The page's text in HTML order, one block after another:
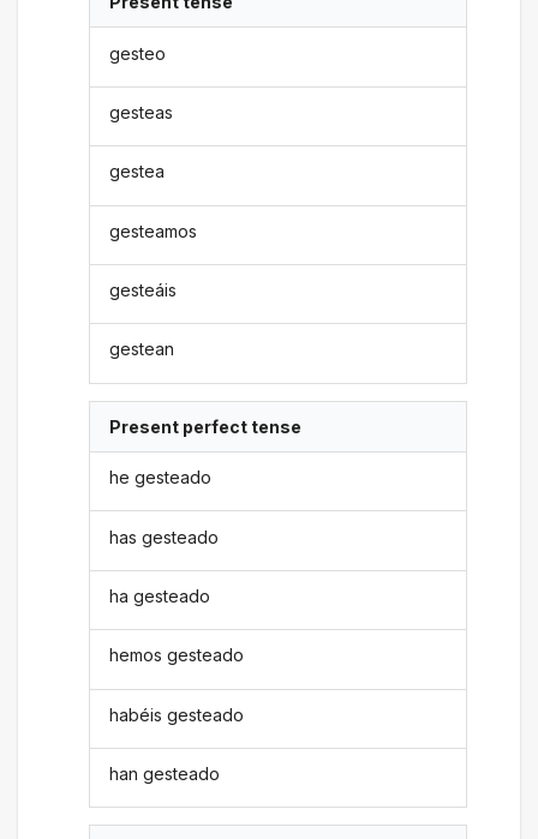
gesteo
gesteas
gestea
gesteamos
gesteáis
gestean
Present perfect tense
he gesteado
has gesteado
ha gesteado
hemos gesteado
habéis gesteado
han gesteado